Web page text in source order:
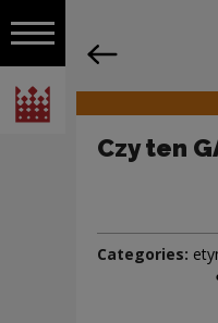
Open navigation
National Centre for Culture
Navigation
Czy ten
Categories: